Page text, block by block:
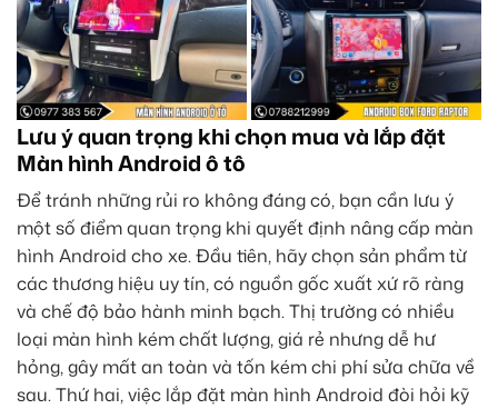
Lưu ý quan trọng khi chọn mua và lắp đặt
Màn hình Android ô tô
Để tránh những rủi ro không đáng có, bạn cần lưu ý
một số điểm quan trọng khi quyết định nâng cấp màn
hình Android cho xe. Đầu tiên, hãy chọn sản phẩm từ
các thương hiệu uy tín, có nguồn gốc xuất xứ rõ ràng
và chế độ bảo hành minh bạch. Thị trường có nhiều
loại màn hình kém chất lượng, giá rẻ nhưng dễ hư
hỏng, gây mất an toàn và tốn kém chi phí sửa chữa về
sau. Thứ hai, việc lắp đặt màn hình Android đòi hỏi kỹ